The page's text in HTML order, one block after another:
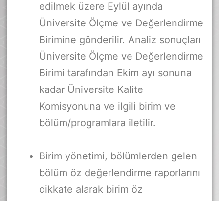
edilmek üzere Eylül ayında
Üniversite Ölçme ve Değerlendirme
Birimine gönderilir. Analiz sonuçları
Üniversite Ölçme ve Değerlendirme
Birimi tarafından Ekim ayı sonuna
kadar Üniversite Kalite
Komisyonuna ve ilgili birim ve
bölüm/programlara iletilir.
Birim yönetimi, bölümlerden gelen
bölüm öz değerlendirme raporlarını
dikkate alarak birim öz